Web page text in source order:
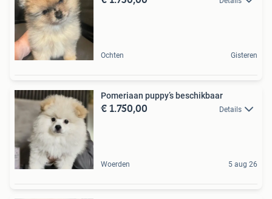
Ochten Gisteren
Pomeriaan puppy’s beschikbaar
€ 1.750,00 Details
Woerden 5 aug 26